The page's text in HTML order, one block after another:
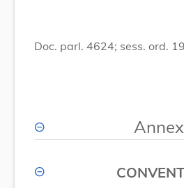
Doc. parl. 4624; sess. ord.